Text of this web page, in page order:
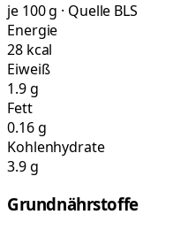
je 100 g · Quelle BLS
Energie
28 kcal
Eiweiß
1.9 g
Fett
0.16 g
Kohlenhydrate
3.9 g
Grundnährstoffe